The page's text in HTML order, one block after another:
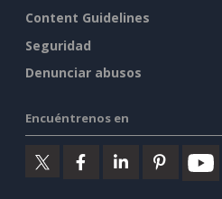
Content Guidelines
Seguridad
Denunciar abusos
Encuéntrenos en